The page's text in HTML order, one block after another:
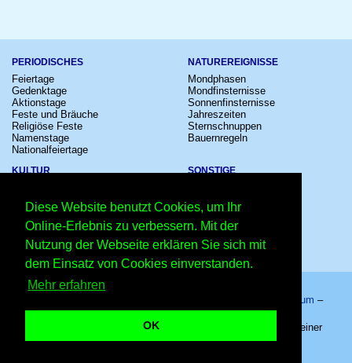
Diese Website benutzt Cookies, um Ihr
Online-Erlebnis zu verbessern. Mit der
Nutzung der Webseite erklären Sie sich mit
dem Einsatz von Cookies einverstanden.
Mehr erfahren
OK
PERIODISCHES
Feiertage
Gedenktage
Aktionstage
Feste und Bräuche
Religiöse Feste
Namenstage
Nationalfeiertage
NATUREREIGNISSE
Mondphasen
Mondfinsternisse
Sonnenfinsternisse
Jahreszeiten
Sternschnuppen
Bauernregeln
KULTUR
Kinostarts
Festivals
Großevents
Comedy
Shows
SONSTIGE
Sternzeichen
Schalttage
Wahltage
Erinnerungen
Volksfeste
Impressum –
Datenschutzhinweis–Kontakt
Siebenschläfertag 2027 - 27.06.2027 – Copyright © 2026 Kleiner
Kalender